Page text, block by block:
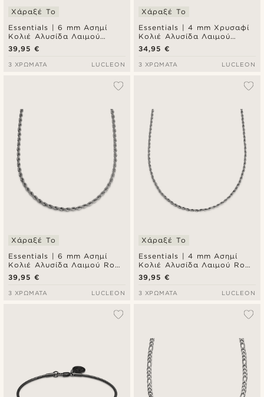
Essentials | 6 mm Ασημί
Κολιέ Αλυσίδα Λαιμού
Figaro Chain
Χάραξέ Το
39,95 €
3 ΧΡΏΜΑΤΑ LUCLEON
Essentials | 4 mm Χρυσαφί
Κολιέ Αλυσίδα Λαιμού
Figaro Chain
Χάραξέ Το
34,95 €
3 ΧΡΏΜΑΤΑ LUCLEON
Essentials | 6 mm Ασημί
Κολιέ Αλυσίδα Λαιμού Rope
Chain
Χάραξέ Το
39,95 €
3 ΧΡΏΜΑΤΑ LUCLEON
Essentials | 4 mm Ασημί
Κολιέ Αλυσίδα Λαιμού Rope
Chain
Χάραξέ Το
39,95 €
3 ΧΡΏΜΑΤΑ LUCLEON